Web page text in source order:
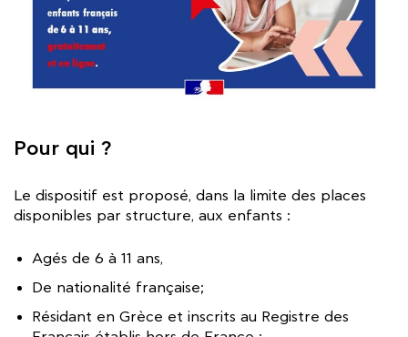
Pour qui ?
Le dispositif est proposé, dans la limite des places
disponibles par structure, aux enfants :
Agés de 6 à 11 ans,
De nationalité française;
Résidant en Grèce et inscrits au Registre des